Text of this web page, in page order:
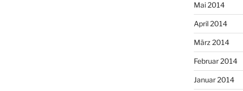
Mai 2014
April 2014
März 2014
Februar 2014
Januar 2014